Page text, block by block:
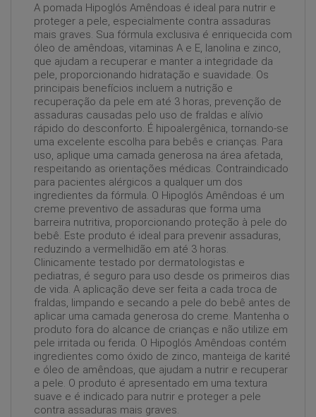
A pomada Hipoglós Amêndoas é ideal para nutrir e
proteger a pele, especialmente contra assaduras
mais graves. Sua fórmula exclusiva é enriquecida com
óleo de amêndoas, vitaminas A e E, lanolina e zinco,
que ajudam a recuperar e manter a integridade da
pele, proporcionando hidratação e suavidade. Os
principais benefícios incluem a nutrição e
recuperação da pele em até 3 horas, prevenção de
assaduras causadas pelo uso de fraldas e alívio
rápido do desconforto. É hipoalergênica, tornando-se
uma excelente escolha para bebês e crianças. Para
uso, aplique uma camada generosa na área afetada,
respeitando as orientações médicas. Contraindicado
para pacientes alérgicos a qualquer um dos
ingredientes da fórmula. O Hipoglós Amêndoas é um
creme preventivo de assaduras que forma uma
barreira nutritiva, proporcionando proteção à pele do
bebê. Este produto é ideal para prevenir assaduras,
reduzindo a vermelhidão em até 3 horas.
Clinicamente testado por dermatologistas e
pediatras, é seguro para uso desde os primeiros dias
de vida. A aplicação deve ser feita a cada troca de
fraldas, limpando e secando a pele do bebê antes de
aplicar uma camada generosa do creme. Mantenha o
produto fora do alcance de crianças e não utilize em
pele irritada ou ferida. O Hipoglós Amêndoas contém
ingredientes como óxido de zinco, manteiga de karité
e óleo de amêndoas, que ajudam a nutrir e recuperar
a pele. O produto é apresentado em uma textura
suave e é indicado para nutrir e proteger a pele
contra assaduras mais graves.